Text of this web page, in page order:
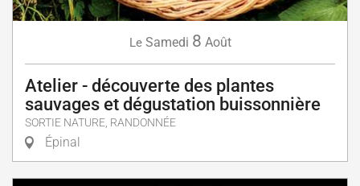
Le Samedi 8 Août
Atelier - découverte des plantes
sauvages et dégustation buissonnière
SORTIE NATURE, RANDONNÉE
Épinal